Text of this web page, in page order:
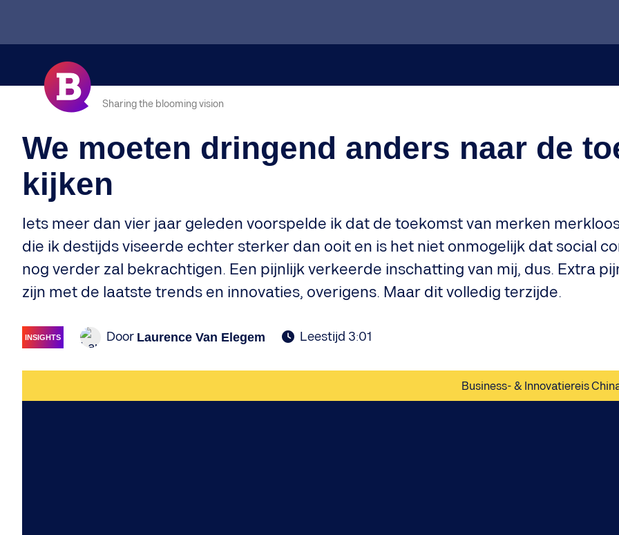
Sharing the blooming vision
We moeten dringend anders naar de
kijken
Iets meer dan vier jaar geleden voorspelde ik dat de toekomst van merken
die ik destijds viseerde echter sterker dan ooit en is het niet onmogelijk dat social
nog verder zal bekrachtigen. Een pijnlijk verkeerde inschatting van mij, dus. Extra
zijn met de laatste trends en innovaties, overigens. Maar dit volledig terzijde.
INSIGHTS Door Laurence Van Elegem Leestijd 3:01
Business- & Innovatiereis